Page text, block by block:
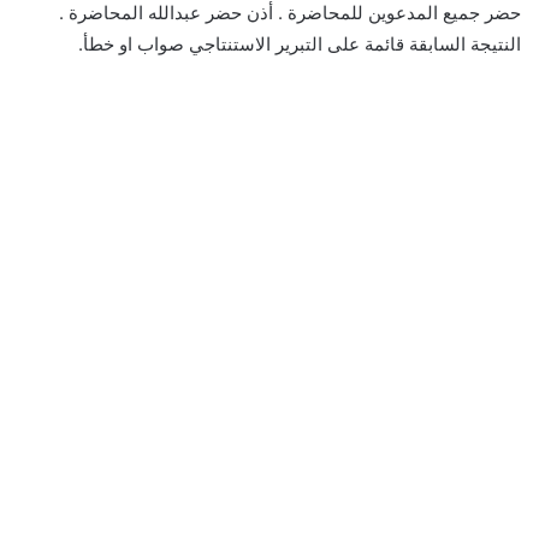
حضر جميع المدعوين للمحاضرة . أذن حضر عبدالله المحاضرة .
النتيجة السابقة قائمة على التبرير الاستنتاجي صواب او خطأ.